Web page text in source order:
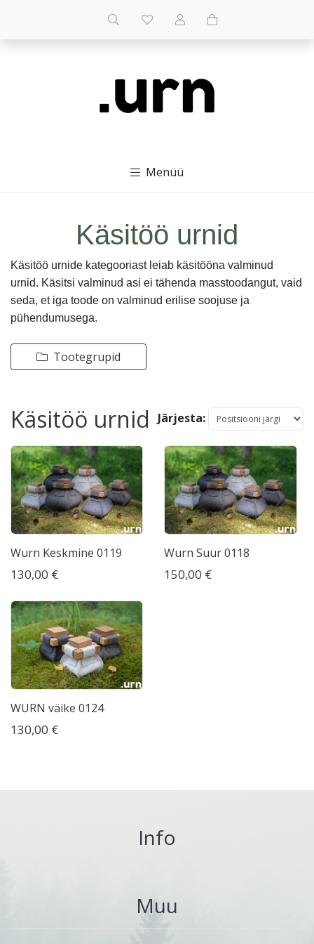
Menüü
Käsitöö urnid
Käsitöö urnide kategooriast leiab käsitööna valminud
urnid. Käsitsi valminud asi ei tähenda masstoodangut, vaid
seda, et iga toode on valminud erilise soojuse ja
pühendumusega.
Tootegrupid
Käsitöö urnid Järjesta:
Wurn Keskmine 0119
130,00 €
Wurn Suur 0118
150,00 €
WURN väike 0124
130,00 €
Info
Muu